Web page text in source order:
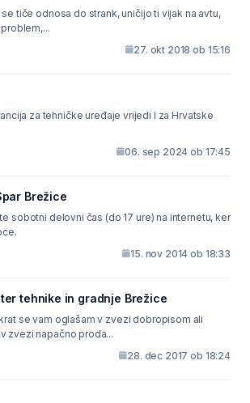
tiče odnosa do strank, uničijo ti vijak na avtu,
27. okt 2018 ob 15:16
06. sep 2024 ob 17:45
Brežice
sobotni delovni čas (do 17 ure) na internetu, ker
15. nov 2014 ob 18:33
tehnike in gradnje Brežice
se vam oglašam v zvezi dobropisom ali
zvezi napačno proda...
28. dec 2017 ob 18:24